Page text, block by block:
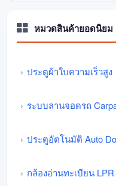
หมวดสินค้ายอดนิยม
ประตูผ้าใบความเร็วสูง
ระบบลานจอดรถ
ประตูอัตโนมัติ Auto
กล้องอ่านทะเบียน LPR